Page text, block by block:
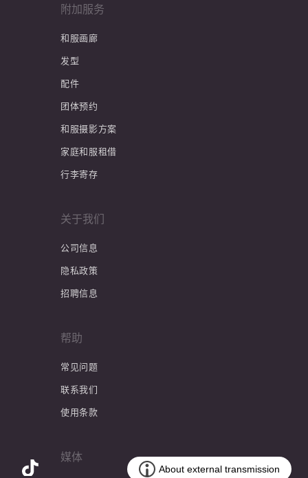
附加服务
和服画廊
发型
配件
团体预约
和服摄影方案
家庭和服租借
行李寄存
关于我们
公司信息
隐私政策
招聘信息
帮助
常见问题
联系我们
使用条款
媒体